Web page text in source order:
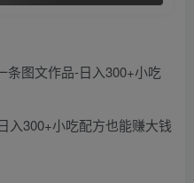
入300+小吃配方也能赚大钱